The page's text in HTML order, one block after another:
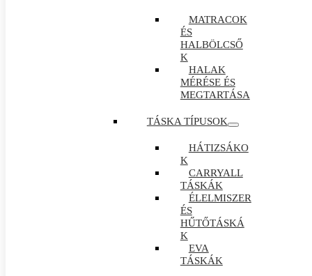
MATRACOK
ÉS
HALBÖLCSŐ
K
HALAK
MÉRÉSE ÉS
MEGTARTÁSA
TÁSKA TÍPUSOK
HÁTIZSÁKO
K
CARRYALL
TÁSKÁK
ÉLELMISZER
ÉS
HŰTŐTÁSKÁ
K
EVA
TÁSKÁK